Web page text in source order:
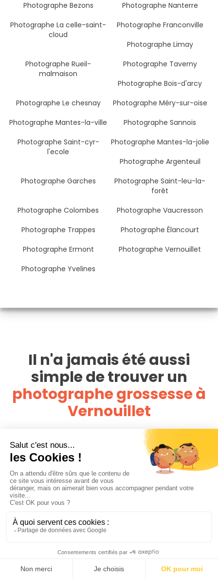
Photographe Bezons
Photographe Nanterre
Photographe La celle-saint-
cloud
Photographe Franconville
Photographe Limay
Photographe Rueil-
malmaison
Photographe Taverny
Photographe Bois-d'arcy
Photographe Le chesnay
Photographe Méry-sur-oise
Photographe Mantes-la-ville
Photographe Sannois
Photographe Saint-cyr-
l'ecole
Photographe Mantes-la-jolie
Photographe Argenteuil
Photographe Garches
Photographe Saint-leu-la-
forêt
Photographe Colombes
Photographe Vaucresson
Photographe Trappes
Photographe Élancourt
Photographe Ermont
Photographe Vernouillet
Photographe Yvelines
Il n'a jamais été aussi
simple de trouver un
photographe grossesse à
Vernouillet
Avec un réseau de plus de 4 000 photographes,
PhotoPresta est présent dans toute la France. Cherchez,
comparez parmi toutes les offres disponibles autour du lieu
de votre grossesse et évitez de payer des frais de
déplacements.
Regardez les portfolios des photographes et assurez-vous
Assurez-vous aussi que le coût des services du
les commentaires et les avis des clients, cela peut vous
de la façon dont il gère les clients. Contactez enfin les